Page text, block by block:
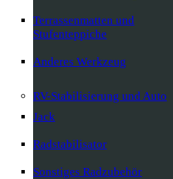
Terrassenmatten und
Stufenteppiche
Anderes Werkzeug
RV-Stabilisierung und Auto
Jack
Radstabilisator
Sonstiges Radzubehör